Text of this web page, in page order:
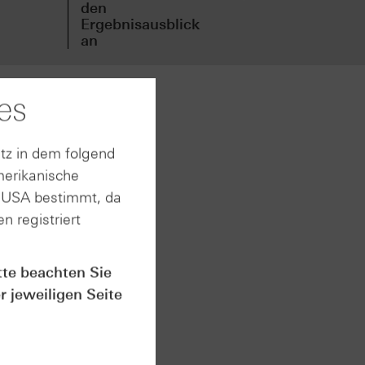
den
Ergebnisausblick
an
an.
nur
seien
die
in dem folgend
bestimmt, da
registriert
beachten Sie
jeweiligen Seite